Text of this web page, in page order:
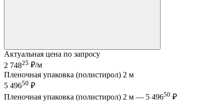
Актуальная цена по запросу
2 74825 ₽/м
Пленочная упаковка (полистирол) 2 м
5 49650 ₽
Пленочная упаковка (полистирол) 2 м — 5 49650 ₽